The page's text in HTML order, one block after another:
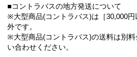
■コントラバスの地方発送について
※大型商品(コントラバス)は［30,000
外です。
※大型商品(コントラバス)の送料は別
い合わせください。